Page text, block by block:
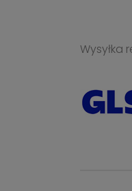
Wysyłka